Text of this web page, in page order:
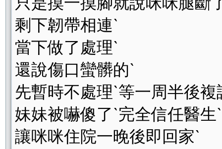
剩下韌帶相連ˋ
當下做了處理ˋ
還說傷口蠻髒的ˋ
先暫時不處理ˋ等一周半後複
妹妹被嚇傻了ˋ完全信任醫生ˋ
讓咪咪住院一晚後即回家ˋ